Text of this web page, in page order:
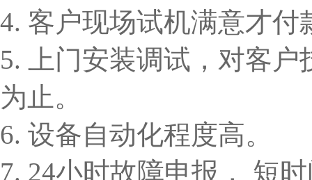
4. 客户现场试机满意才付
5. 上门安装调试，对客
为止。
6. 设备自动化程度高。
7. 24小时故障申报， 短